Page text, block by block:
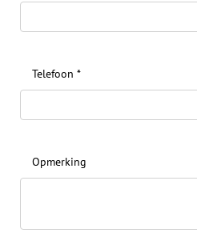
Telefoon *
Opmerking